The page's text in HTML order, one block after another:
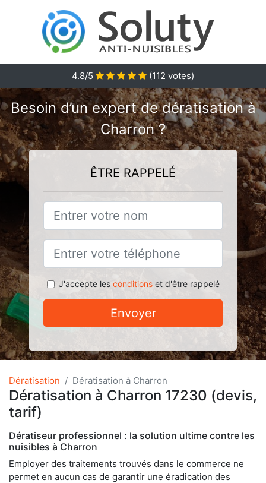
4.8/5 (112 votes)
Besoin d’un expert de dératisation à
Charron ?
ÊTRE RAPPELÉ
J'accepte les conditionset d'être rappelé
Envoyer
Dératisation Dératisation à Charron
Dératisation à Charron 17230 (devis,
tarif)
Dératiseur professionnel : la solution ultime contre les
nuisibles à Charron
Employer des traitements trouvés dans le commerce ne
permet en aucun cas de garantir une éradication des